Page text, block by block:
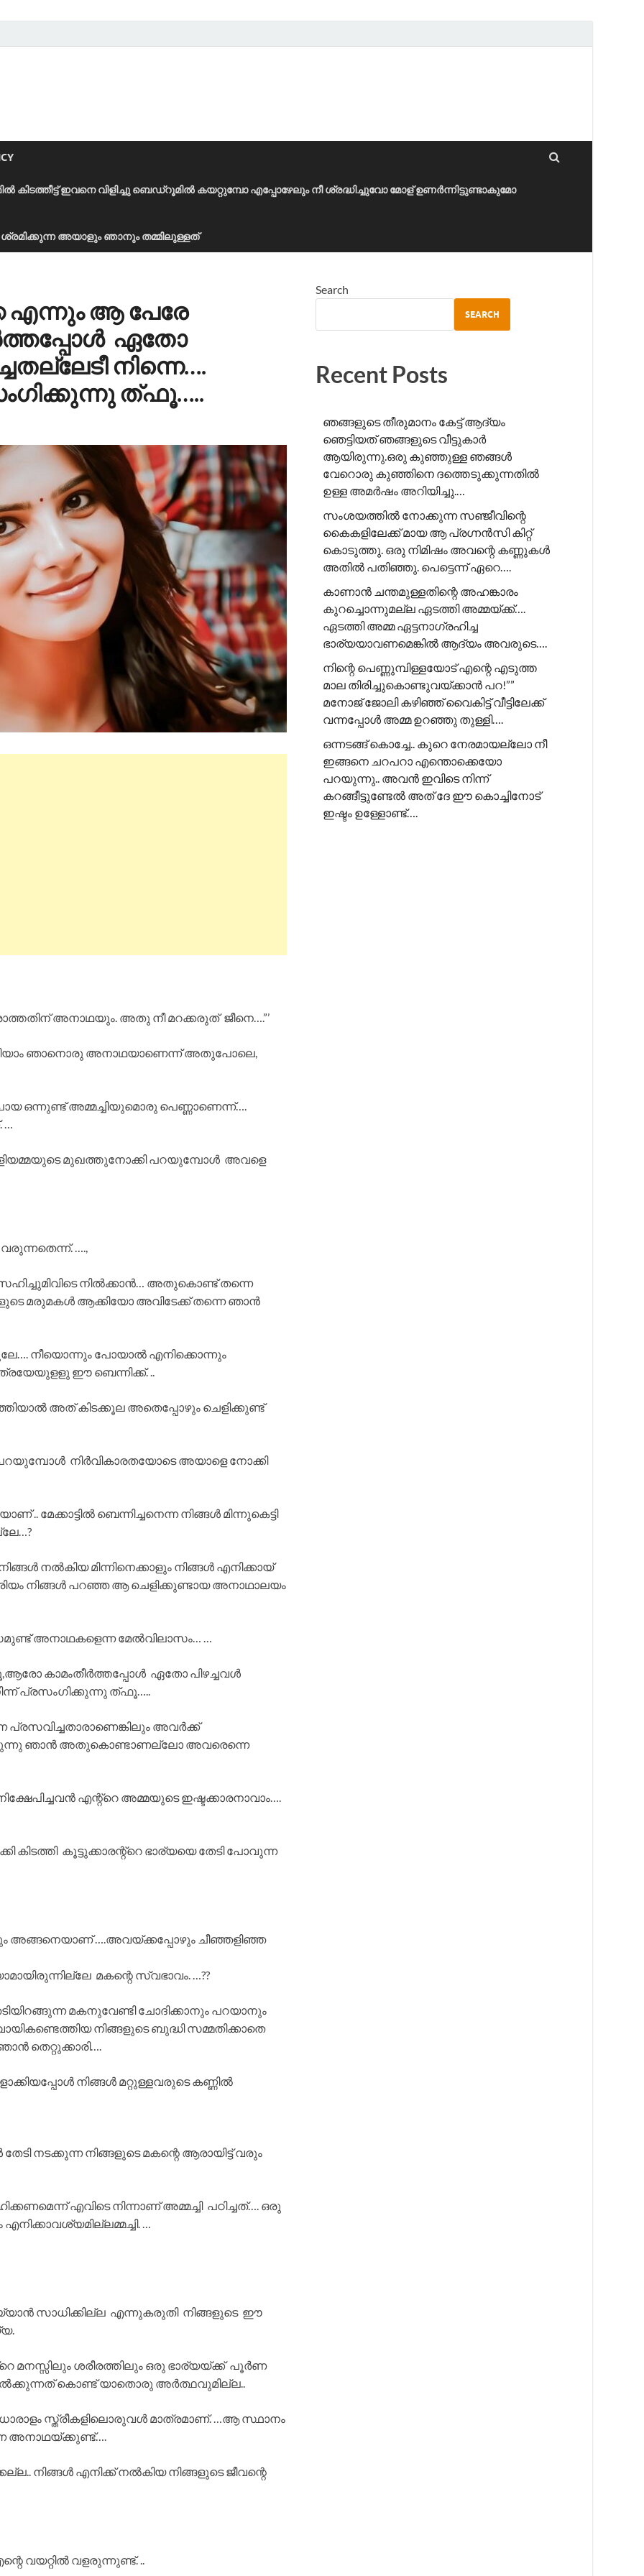
കിടത്തീട്ട് ഇവനെ വിളിച്ചു ബെഡ്‌റൂമിൽ കയറ്റുമ്പോ എപ്പോഴേലും നീ ശ്രദ്ധിച്ചുവോ മോള് ഉണർന്നിട്ടുണ്ടാകുമോ
ശ്രമിക്കുന്ന അയാളും ഞാനും തമ്മിലുള്ളത്
എന്നും ആ പേരേ
ഏതോ
നിന്നെ….
ത്ഫൂ…..
അനാഥയും. അതു നീ മറക്കരുത് ജീനെ….”’
ഞാനൊരു അനാഥയാണെന്ന് അതുപോലെ,
ഒന്നുണ്ട് അമ്മച്ചിയുമൊരു പെണ്ണാണെന്ന്….
…
മുഖത്തുനോക്കി പറയുമ്പോൾ അവളെ
….,
നിൽക്കാൻ… അതുകൊണ്ട് തന്നെ
മരുമകൾ ആക്കിയോ അവിടേക്ക് തന്നെ ഞാൻ
നീയൊന്നും പോയാൽ എനിക്കൊന്നും
ഈ ബെന്നിക്ക്. ..
അത് കിടക്കൂല അതെപ്പോഴും ചെളിക്കുണ്ട്
നിർവികാരതയോടെ അയാളെ നോക്കി
മേക്കാട്ടിൽ ബെന്നിച്ചനെന്ന നിങ്ങൾ മിന്നുകെട്ടി
നൽകിയ മിന്നിനെക്കാളും നിങ്ങൾ എനിക്കായ്
പ്രിയം നിങ്ങൾ പറഞ്ഞ ആ ചെളിക്കുണ്ടായ അനാഥാലയം
അനാഥകളെന്ന മേൽവിലാസം… …
കാമംതീർത്തപ്പോൾ ഏതോ പിഴച്ചവൾ
നിന്ന് പ്രസംഗിക്കുന്നു ത്ഫൂ…..
പ്രസവിച്ചതാരാണെങ്കിലും അവർക്ക്
ഞാൻ അതുകൊണ്ടാണല്ലോ അവരെന്നെ
എന്റ്റെ അമ്മയുടെ ഇഷ്ടക്കാരനാവാം….
കിടത്തി കൂട്ടുക്കാരന്റ്റെ ഭാര്യയെ തേടി പോവുന്ന
അങ്ങനെയാണ് ….അവയ്ക്കപ്പോഴും ചീഞ്ഞളിഞ്ഞ
മകന്റെ സ്വഭാവം. …??
മകനുവേണ്ടി ചോദിക്കാനും പറയാനും
നിങ്ങളുടെ ബുദ്ധി സമ്മതിക്കാതെ
തെറ്റുക്കാരി….
നിങ്ങൾ മറ്റുള്ളവരുടെ കണ്ണിൽ
നടക്കുന്ന നിങ്ങളുടെ മകന്റെ ആരായിട്ട് വരും
എവിടെ നിന്നാണ് അമ്മച്ചി പഠിച്ചത്…. ഒരു
…
സാധിക്കില്ല എന്നുകരുതി നിങ്ങളുടെ ഈ
മനസ്സിലും ശരീരത്തിലും ഒരു ഭാര്യയ്ക്ക് പൂർണ
കൊണ്ട് യാതൊരു അർത്ഥവുമില്ല..
സ്ത്രീകളിലൊരുവൾ മാത്രമാണ്. …ആ സ്ഥാനം
അനാഥയ്ക്കുണ്ട്….
നിങ്ങൾ എനിക്ക് നൽകിയ നിങ്ങളുടെ ജീവന്റെ
വയറ്റിൽ വളരുന്നുണ്ട്. ..
Search
SEARCH
Recent Posts
ഞങ്ങളുടെ തീരുമാനം കേട്ട് ആദ്യം
ഞെട്ടിയത് ഞങ്ങളുടെ വീട്ടുകാർ
ആയിരുന്നു.ഒരു കുഞ്ഞുള്ള ഞങ്ങൾ
വേറൊരു കുഞ്ഞിനെ ദത്തെടുക്കുന്നതിൽ
ഉള്ള അമർഷം അറിയിച്ചു.…
സംശയത്തിൽ നോക്കുന്ന സഞ്ജീവിന്റെ
കൈകളിലേക്ക് മായ ആ പ്രഗ്നൻസി കിറ്റ്
കൊടുത്തു. ഒരു നിമിഷം അവന്റെ കണ്ണുകൾ
അതിൽ പതിഞ്ഞു. പെട്ടെന്ന് ഏറെ….
കാണാൻ ചന്തമുള്ളതിന്റെ അഹങ്കാരം
കുറച്ചൊന്നുമല്ല ഏടത്തി അമ്മയ്ക്ക്….
ഏടത്തി അമ്മ ഏട്ടനാഗ്രഹിച്ച
ഭാര്യയാവണമെങ്കിൽ ആദ്യം അവരുടെ….
നിന്റെ പെണ്ണുമ്പിള്ളയോട് എന്റെ എടുത്ത
മാല തിരിച്ചുകൊണ്ടുവയ്ക്കാൻ പറ!”” ​
മനോജ് ജോലി കഴിഞ്ഞ് വൈകിട്ട് വീട്ടിലേക്ക്
വന്നപ്പോൾ അമ്മ ഉറഞ്ഞു തുള്ളി….
ഒന്നടങ്ങ് കൊച്ചേ.. കുറെ നേരമായല്ലോ നീ
ഇങ്ങനെ ചറപറാ എന്തൊക്കെയോ
പറയുന്നു.. അവൻ ഇവിടെ നിന്ന്
കറങ്ങീട്ടുണ്ടേൽ അത് ദേ ഈ കൊച്ചിനോട്
ഇഷ്ടം ഉള്ളോണ്ട്….